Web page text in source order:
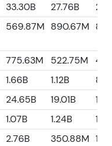
33.30B 27.76B
569.87M 890.67M
775.63M 522.75M
1.66B 1.12B
24.65B 19.01B
1.07B 1.24B
2.76B 350.88M